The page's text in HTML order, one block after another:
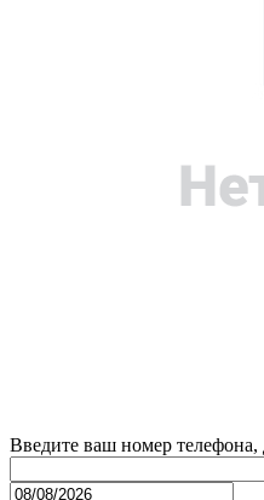
Введите ваш номер телефона,